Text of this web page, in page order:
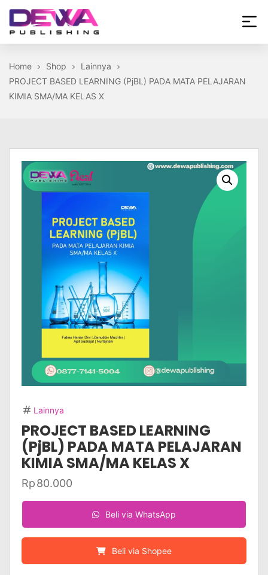
Skip
theDewa
Home
Shop
Lainnya
PROJECT BASED LEARNING (PjBL) PADA MATA PELAJARAN
KIMIA SMA/MA KELAS X
Lainnya
PROJECT BASED LEARNING
(PjBL) PADA MATA PELAJARAN
KIMIA SMA/MA KELAS X
Rp80.000
Beli via WhatsApp
Beli via Shopee